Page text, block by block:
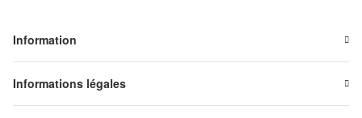
Information
Informations légales